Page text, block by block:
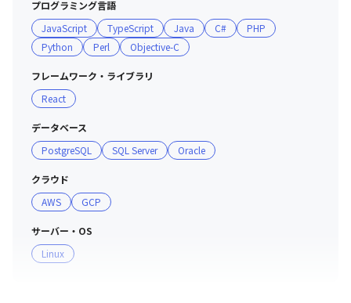
■入社時も入社後も明確な評価基準❗
入社時の年収決定はもちろんのこと、入社後の評価基準も
明確です。
わかりやすくお伝えすると「個人の頑張り」＋「外部評価
（顧客・営業・チームリーダー等）」がベースとなり、
年功序列ではなく自身の成長で評価ランクを上げていくこ
とも可能なコンピテンシー評価となっています。
充実した成長支援制度が「個人の頑張り」＝「スキル・知
識実装」をしっかり支えます。
・1,000超の研修カリキュラム／76種の資格手当あり
・明確な評価制度とキャリアパス（エンジニア・スペシャ
プログラミング言語
JavaScript
TypeScript Java C#
PHP
Python
Perl Objective-C
フレームワーク・ライブラリ
React
データベース
PostgreSQL
SQL Server Oracle
クラウド
AWS
GCP
サーバー・OS
Linux